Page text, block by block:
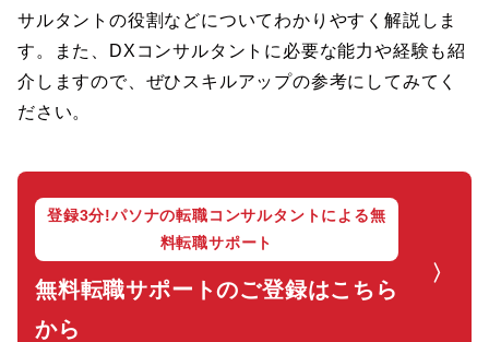
サルタントの役割などについてわかりやすく解説しま
す。また、DXコンサルタントに必要な能力や経験も紹
介しますので、ぜひスキルアップの参考にしてみてく
ださい。
登録3分!パソナの転職コンサルタントによる無
料転職サポート
無料転職サポートのご登録はこちら
から